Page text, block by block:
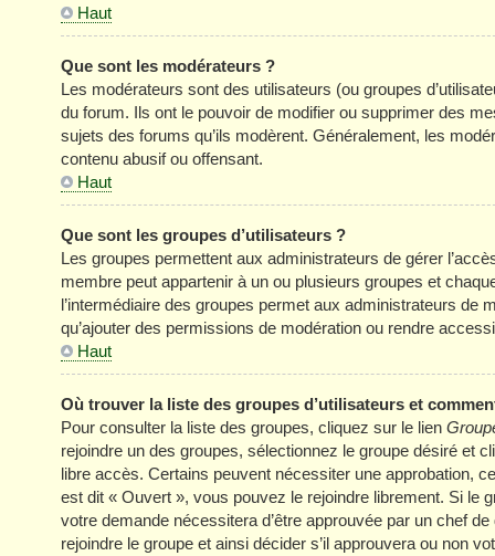
Haut
Que sont les modérateurs ?
Les modérateurs sont des utilisateurs (ou groupes
du forum. Ils ont le pouvoir de modifier ou supprimer des
sujets des forums qu’ils modèrent. Généralement, les
contenu abusif ou offensant.
Haut
Que sont les groupes d’utilisateurs ?
Les groupes permettent aux administrateurs de gérer
membre peut appartenir à un ou plusieurs groupes et
l’intermédiaire des groupes permet aux administrateurs
qu’ajouter des permissions de modération ou rendre
Haut
Où trouver la liste des groupes d’utilisateurs et
Pour consulter la liste des groupes, cliquez sur le lien
rejoindre un des groupes, sélectionnez le groupe désiré et
libre accès. Certains peuvent nécessiter une approbation,
est dit « Ouvert », vous pouvez le rejoindre librement. Si le
votre demande nécessitera d’être approuvée par un chef
rejoindre le groupe et ainsi décider s’il approuvera ou non